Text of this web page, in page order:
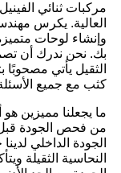
مركبات ثنائي
العالية. يكرس
وإنشاء لوحات
بك. نحن ندرك أن
الثقيل يأتي مصحوبًا
كثب مع جميع
ما يجعلنا مميزين
من فحص الجودة قبل
الجودة الداخلي
النحاسية الثقيلة